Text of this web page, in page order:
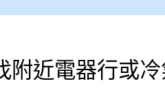
附近電器行或